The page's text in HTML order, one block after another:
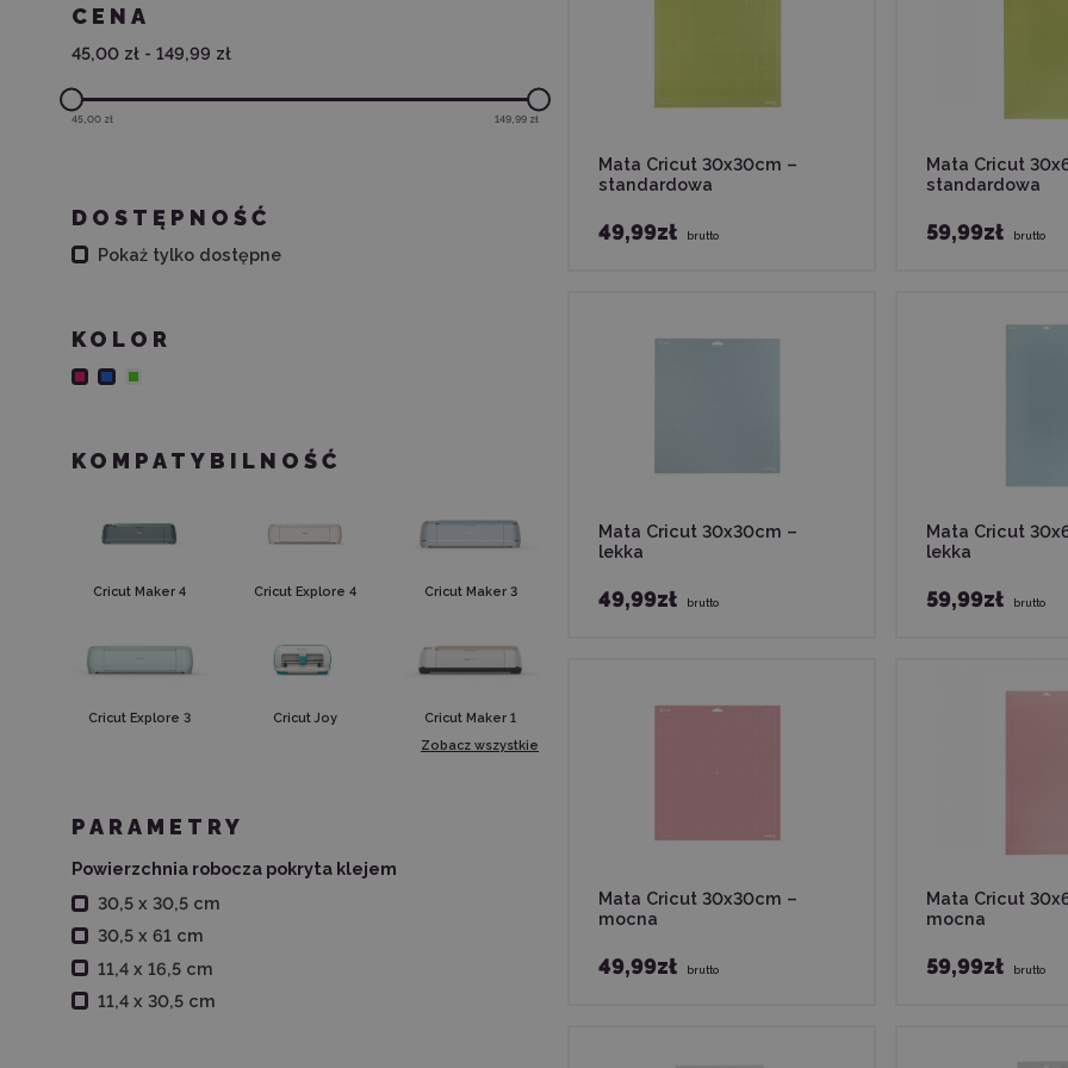
CENA
45,00 zł - 149,99 zł
45,00 zł 149,99 zł
DOSTĘPNOŚĆ
Pokaż tylko dostępne
KOLOR
KOMPATYBILNOŚĆ
Cricut Maker 4 Cricut Explore 4 Cricut Maker 3
Cricut Explore 3 Cricut Joy
Cricut Maker 1
Zobacz wszystkie
PARAMETRY
Powierzchnia robocza pokryta klejem
30,5 x 30,5 cm
30,5 x 61 cm
11,4 x 16,5 cm
11,4 x 30,5 cm
Mata Cricut 30x30cm –
standardowa
49,99zł brutto
Mata Cricut
standardowa
59,99zł brutto
Mata Cricut 30x30cm –
lekka
49,99zł brutto
Mata Cricut
lekka
59,99zł brutto
Mata Cricut 30x30cm –
mocna
49,99zł brutto
Mata Cricut
mocna
59,99zł brutto